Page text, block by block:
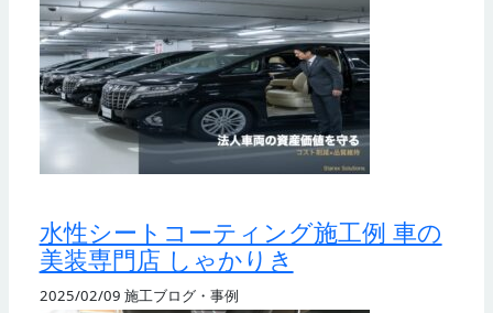
水性シートコーティング施工例 車の
美装専門店 しゃかりき
2025/02/09 施工ブログ・事例